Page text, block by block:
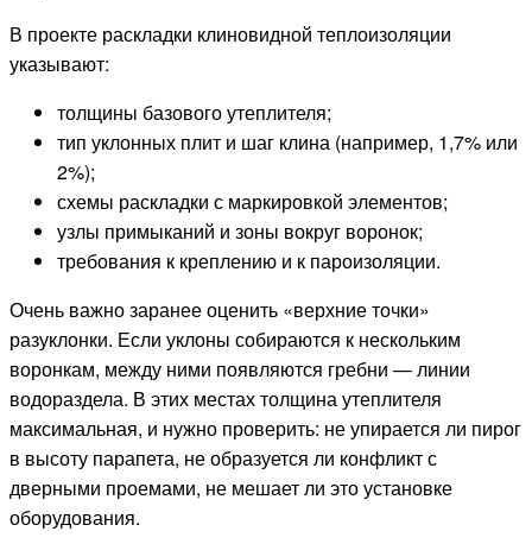
В проекте раскладки клиновидной теплоизоляции
указывают:
толщины базового утеплителя;
тип уклонных плит и шаг клина (например, 1,7% или
2%);
схемы раскладки с маркировкой элементов;
узлы примыканий и зоны вокруг воронок;
требования к креплению и к пароизоляции.
Очень важно заранее оценить «верхние точки»
разуклонки. Если уклоны собираются к нескольким
воронкам, между ними появляются гребни — линии
водораздела. В этих местах толщина утеплителя
максимальная, и нужно проверить: не упирается ли пирог
в высоту парапета, не образуется ли конфликт с
дверными проемами, не мешает ли это установке
оборудования.